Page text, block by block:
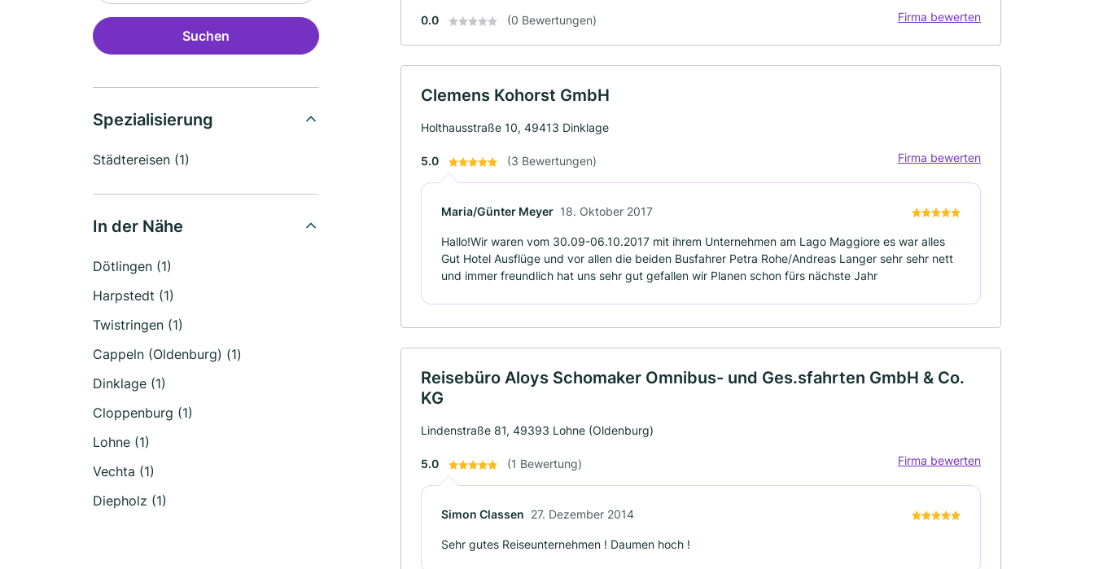
Suchen
Spezialisierung
Städtereisen (1)
In der Nähe
Dötlingen (1)
Harpstedt (1)
Twistringen (1)
Cappeln (Oldenburg) (1)
Dinklage (1)
Cloppenburg (1)
Lohne (1)
Vechta (1)
Diepholz (1)
0.0 (0 Bewertungen) Firma bewerten
Clemens Kohorst GmbH
Holthausstraße 10, 49413 Dinklage
5.0 (3 Bewertungen) Firma bewerten
Maria/Günter Meyer 18. Oktober 2017
Hallo!Wir waren vom 30.09-06.10.2017 mit ihrem Unternehmen am Lago Maggiore es war alles
Gut Hotel Ausflüge und vor allen die beiden Busfahrer Petra Rohe/Andreas Langer sehr sehr nett
und immer freundlich hat uns sehr gut gefallen wir Planen schon fürs nächste Jahr
Reisebüro Aloys Schomaker Omnibus- und Ges.sfahrten GmbH & Co.
KG
Lindenstraße 81, 49393 Lohne (Oldenburg)
5.0 (1 Bewertung) Firma bewerten
Simon Classen 27. Dezember 2014
Sehr gutes Reiseunternehmen ! Daumen hoch !